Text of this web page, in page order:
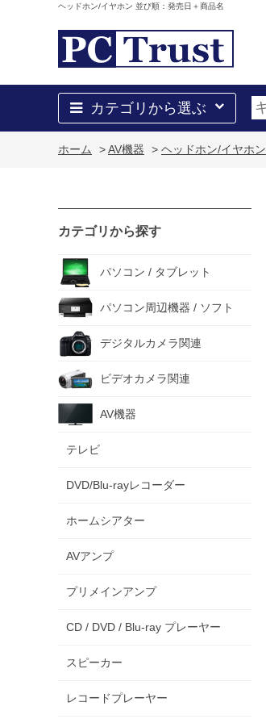
ヘッドホン/イヤホン 並び順：発売日＋商品名
カテゴリから選ぶ
ホーム >AV機器 > ヘッドホン/イヤホン
カテゴリから探す
パソコン / タブレット
パソコン周辺機器 / ソフト
デジタルカメラ関連
ビデオカメラ関連
AV機器
テレビ
DVD/Blu-rayレコーダー
ホームシアター
AVアンプ
プリメインアンプ
CD / DVD / Blu-ray プレーヤー
スピーカー
レコードプレーヤー